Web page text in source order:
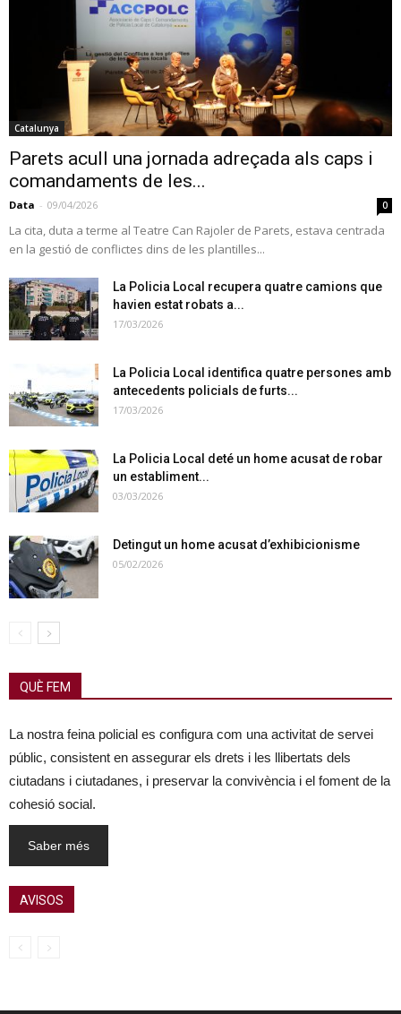
Catalunya
Parets acull una jornada adreçada als caps i
comandaments de les...
Data - 09/04/2026 0
La cita, duta a terme al Teatre Can Rajoler de Parets, estava centrada
en la gestió de conflictes dins de les plantilles...
La Policia Local recupera quatre camions que
havien estat robats a...
17/03/2026
La Policia Local identifica quatre persones amb
antecedents policials de furts...
17/03/2026
La Policia Local deté un home acusat de robar
un establiment...
03/03/2026
Detingut un home acusat d’exhibicionisme
05/02/2026
QUÈ FEM
La nostra feina policial es configura com una activitat de servei
públic, consistent en assegurar els drets i les llibertats dels
ciutadans i ciutadanes, i preservar la convivència i el foment de la
cohesió social.
Saber més
AVISOS